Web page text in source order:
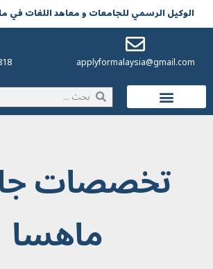
الوکیل الرسمي للجامعات و معاهد اللغات في
applyformalaysia@gmail.com
تخصصات
ماهسا